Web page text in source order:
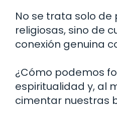
No se trata solo de
religiosas, sino de
conexión genuina
¿Cómo podemos
espiritualidad y, al
cimentar nuestras